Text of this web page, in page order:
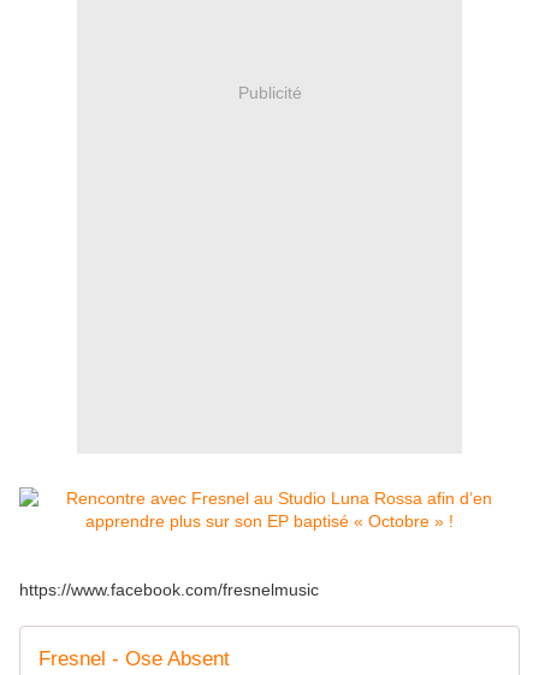
Publicité
https://www.facebook.com/fresnelmusic
Fresnel - Ose Absent